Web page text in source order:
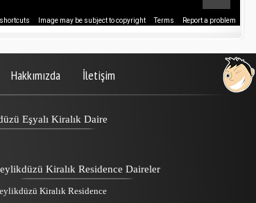
Image may be subject to copyright Terms Report a problem
Hakkımızda İletişim
Eşyalı Kiralık Daire
Kiralık Residence Daireler
Kiralık Residence